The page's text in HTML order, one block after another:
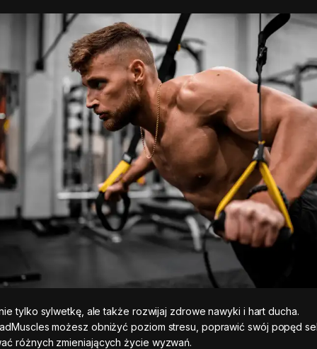
tylko sylwetkę, ale także rozwijaj zdrowe nawyki i hart ducha.
możesz obniżyć poziom stresu, poprawić swój popęd
różnych zmieniających życie wyzwań.